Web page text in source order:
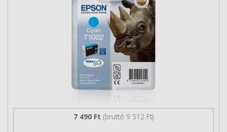
7 490 Ft (bruttó 9 512 Ft)